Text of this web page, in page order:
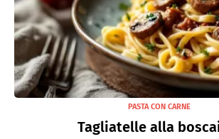
PASTA CON CARNE
Tagliatelle alla